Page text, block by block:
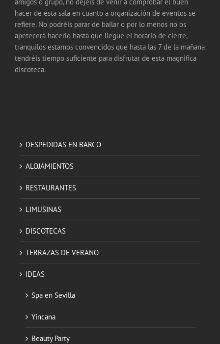
amigos o grupo, no dejéis de venir a comprobar el buen
hacer de esta sala en cuanto a organización de eventos se
refiere. No podréis parar de bailar o por lo menos no os
apetecerá hacerlo hasta que llegue el horario de cierre,
tranquilos estamos convencidos que hasta las 7 de la mañana
tendréis tiempo suficiente para disfrutar de esta magnifica
discoteca.
DESPEDIDAS EN BARCO
ALOJAMIENTOS
RESTAURANTES
LIMUSINAS
DISCOTECAS
TERRAZAS DE VERANO
IDEAS
Spa en Sevilla
Yincana
Beauty Party